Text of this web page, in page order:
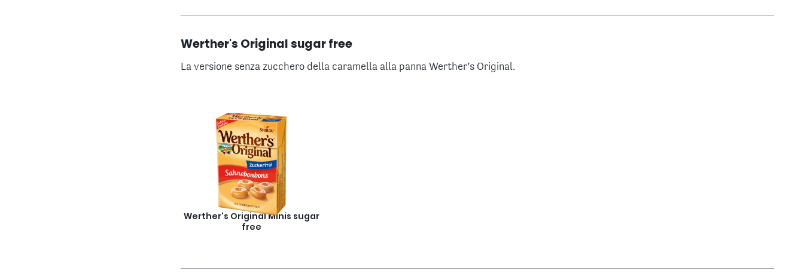
Werther's Original sugar free
La versione senza zucchero della caramella alla panna Werther’s Original.
Werther's Original Minis sugar
free